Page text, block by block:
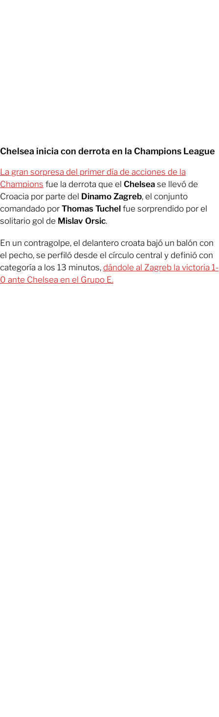
Chelsea inicia con derrota en la Champions League
La gran sorpresa del primer día de acciones de la
Champions fue la derrota que el Chelsea se llevó de
Croacia por parte del Dinamo Zagreb, el conjunto
comandado por Thomas Tuchel fue sorprendido por el
solitario gol de Mislav Orsic.
En un contragolpe, el delantero croata bajó un balón con
el pecho, se perfiló desde el círculo central y definió con
categoría a los 13 minutos, dándole al Zagreb la victoria 1-
0 ante Chelsea en el Grupo E.